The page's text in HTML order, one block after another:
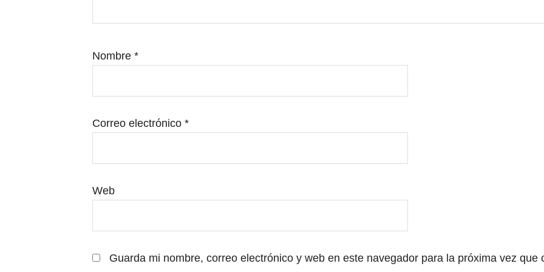
Nombre *
Correo electrónico *
Web
Guarda mi nombre, correo electrónico y web en este navegador para la próxima vez que